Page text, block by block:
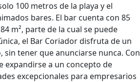
100 metros de la playa y el
bares. El bar cuenta con 85
m², parte de la cual se puede
el Bar Coriador disfruta de un
tener que anunciarse nunca. Con
expandirse a un concepto de
excepcionales para empresarios